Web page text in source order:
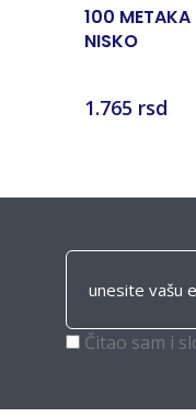
100
NISKO
1.765 rsd
Čitao sam i